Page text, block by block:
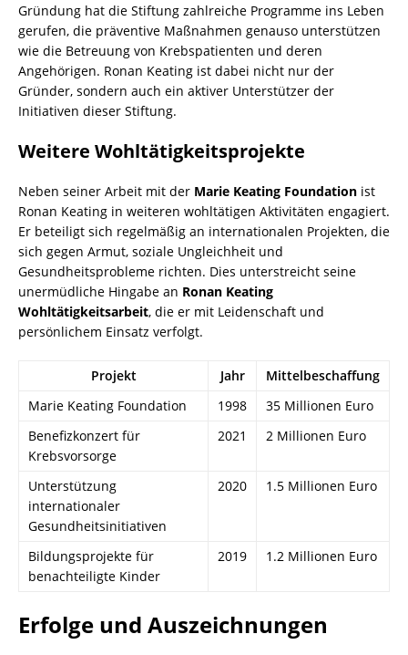
Gründung hat die Stiftung zahlreiche Programme ins Leben
gerufen, die präventive Maßnahmen genauso unterstützen
wie die Betreuung von Krebspatienten und deren
Angehörigen. Ronan Keating ist dabei nicht nur der
Gründer, sondern auch ein aktiver Unterstützer der
Initiativen dieser Stiftung.
Weitere Wohltätigkeitsprojekte
Neben seiner Arbeit mit der Marie Keating Foundation ist
Ronan Keating in weiteren wohltätigen Aktivitäten engagiert.
Er beteiligt sich regelmäßig an internationalen Projekten, die
sich gegen Armut, soziale Ungleichheit und
Gesundheitsprobleme richten. Dies unterstreicht seine
unermüdliche Hingabe an Ronan Keating
Wohltätigkeitsarbeit, die er mit Leidenschaft und
persönlichem Einsatz verfolgt.
Projekt Jahr
Mittelbeschaffung
Marie Keating Foundation
1998
35 Millionen Euro
Benefizkonzert für
Krebsvorsorge
2021 2 Millionen Euro
Unterstützung
internationaler
Gesundheitsinitiativen
2020 1.5 Millionen Euro
Bildungsprojekte für
benachteiligte Kinder
2019 1.2 Millionen Euro
Erfolge und Auszeichnungen